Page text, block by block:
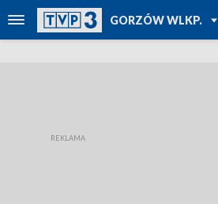
GORZÓW WLKP.
TVP REGIONY